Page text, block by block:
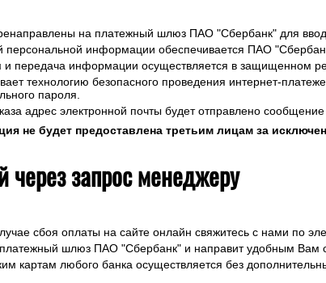
на платежный шлюз ПАО "Сбербанк" для
информации обеспечивается ПАО
передача информации осуществляется в защищенном
технологию безопасного проведения интернет-
пароля.
адрес электронной почты будет отправлено
не будет предоставлена третьим лицам за
через запрос менеджеру
сбоя оплаты на сайте онлайн свяжитесь с нами по
шлюз ПАО "Сбербанк" и направит удобным Вам
картам любого банка осуществляется без